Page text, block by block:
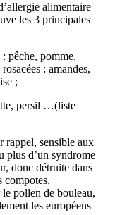
alimentaire
les 3 principales
pêche, pomme,
: amandes,
;
persil …(liste
sensible aux
plus d’un syndrome
donc détruite dans
compotes,
pollen de bouleau,
les européens